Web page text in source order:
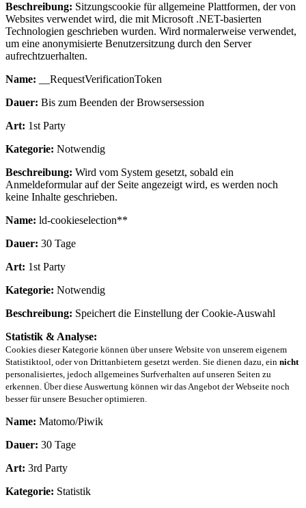
Beschreibung: Sitzungscookie für allgemeine Plattformen, der von
Websites verwendet wird, die mit Microsoft .NET-basierten
Technologien geschrieben wurden. Wird normalerweise verwendet,
um eine anonymisierte Benutzersitzung durch den Server
aufrechtzuerhalten.
Name: __RequestVerificationToken
Dauer: Bis zum Beenden der Browsersession
Art: 1st Party
Kategorie: Notwendig
Beschreibung: Wird vom System gesetzt, sobald ein
Anmeldeformular auf der Seite angezeigt wird, es werden noch
keine Inhalte geschrieben.
Name: ld-cookieselection**
Dauer: 30 Tage
Art: 1st Party
Kategorie: Notwendig
Beschreibung: Speichert die Einstellung der Cookie-Auswahl
Statistik & Analyse:
Cookies dieser Kategorie können über unsere Website von unserem eigenem
Statistiktool, oder von Drittanbietern gesetzt werden. Sie dienen dazu, ein nicht
personalisiertes, jedoch allgemeines Surfverhalten auf unseren Seiten zu
erkennen. Über diese Auswertung können wir das Angebot der Webseite noch
besser für unsere Besucher optimieren.
Name: Matomo/Piwik
Dauer: 30 Tage
Art: 3rd Party
Kategorie: Statistik